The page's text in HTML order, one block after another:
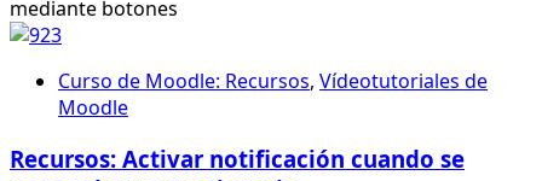
mediante botones
Curso de Moodle: Recursos, Vídeotutoriales de
Moodle
Recursos: Activar notificación cuando se